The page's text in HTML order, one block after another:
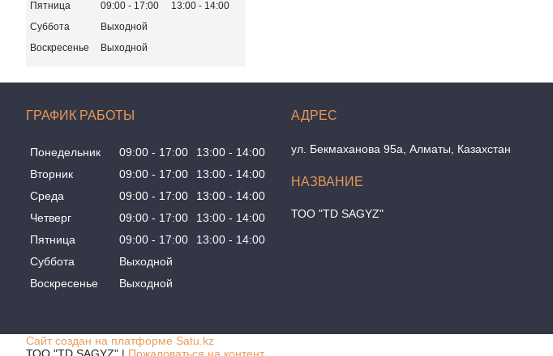
Пятница
09:00 17:00 13:00
14:00
Суббота
Выходной
Воскресенье
Выходной
ГРАФИК РАБОТЫ
Понедельник 09:00 17:00 13:00
14:00
Вторник
09:00 17:00 13:00
14:00
Среда
09:00 17:00 13:00
14:00
Четверг
09:00 17:00 13:00
14:00
Пятница
09:00 17:00 13:00
14:00
Суббота
Выходной
Воскресенье
Выходной
ул. Бекмаханова 95а, Алматы, Казахстан
ТОО "TD SAGYZ"
Сайт создан на платформе Satu.kz
ТОО "TD SAGYZ" | Пожаловаться на контент